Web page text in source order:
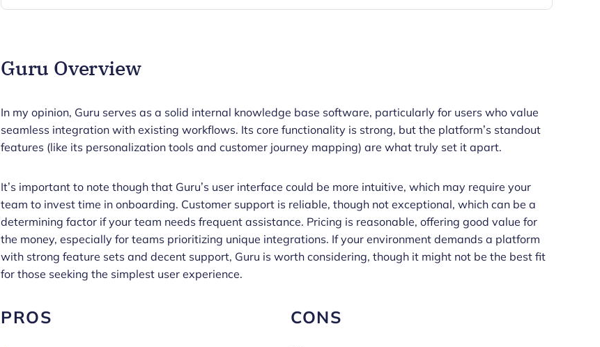
Guru Overview
In my opinion, Guru serves as a solid internal knowledge base software, particularly for users who value
seamless integration with existing workflows. Its core functionality is strong, but the platform’s standout
features (like its personalization tools and customer journey mapping) are what truly set it apart.
It’s important to note though that Guru’s user interface could be more intuitive, which may require your
team to invest time in onboarding. Customer support is reliable, though not exceptional, which can be a
determining factor if your team needs frequent assistance. Pricing is reasonable, offering good value for
the money, especially for teams prioritizing unique integrations. If your environment demands a platform
with strong feature sets and decent support, Guru is worth considering, though it might not be the best fit
for those seeking the simplest user experience.
PROS CONS